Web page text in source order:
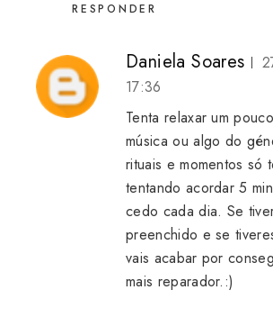
RESPONDER
Daniela Soares
17:36
Tenta relaxar um
música ou algo do
rituais e momentos só
tentando acordar 5
cedo cada dia. Se
preenchido e se
vais acabar por
mais reparador.:)